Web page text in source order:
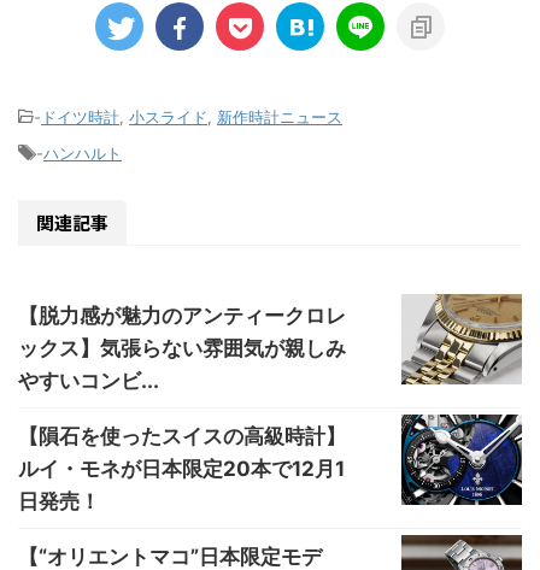
- ドイツ時計 小スライド
新作時計ニュース
-ハンハルト
関連記事
【脱力感が魅力のアンティークロレ
ックス】気張らない雰囲気が親しみ
やすいコンビ...
【隕石を使ったスイスの高級時計】
ルイ・モネが日本限定20本で12月1
日発売！
【“オリエントマコ”日本限定モデ